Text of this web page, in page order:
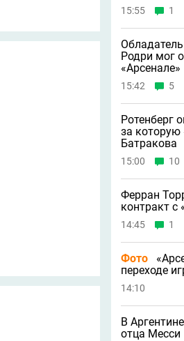
15:55 1
Родри мог
«Арсенале»
15:42 5
Ротенберг
за которую
Батракова
15:00 10
Ферран
контракт
14:45 1
Фото
переходе
14:10
В
отца Месси